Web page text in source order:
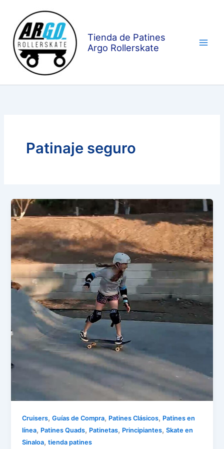
contenido
Tienda de Patines
Argo Rollerskate
Patinaje seguro
Cruisers,Guías de Compra, Patines Clásicos, Patines en
línea, Patines Quads, Patinetas, Principiantes,Skate en
Sinaloa,tienda patines